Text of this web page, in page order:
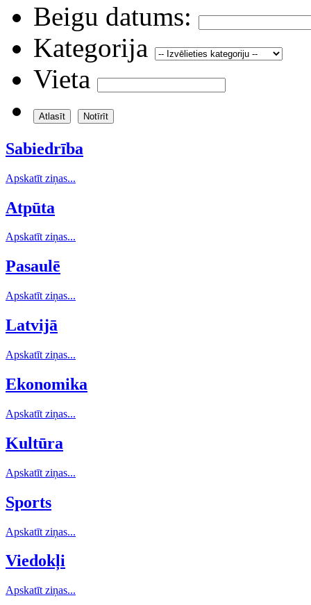
Beigu datums:
Kategorija
Vieta
Sabiedrība
Apskatīt ziņas...
Atpūta
Apskatīt ziņas...
Pasaulē
Apskatīt ziņas...
Latvijā
Apskatīt ziņas...
Ekonomika
Apskatīt ziņas...
Kultūra
Apskatīt ziņas...
Sports
Apskatīt ziņas...
Viedokļi
Apskatīt ziņas...